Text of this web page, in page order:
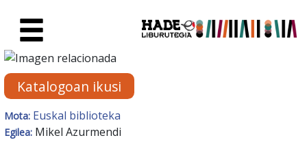
Eskuratu berriak Fitxa -
Katalogoan ikusi
Mota: Euskal biblioteka
Egilea: Mikel Azurmendi